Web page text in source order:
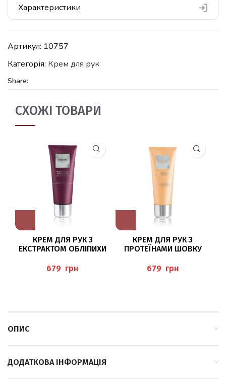
Характеристики
Артикул: 10757
Категорія: Крем для рук
Share:
СХОЖІ ТОВАРИ
КРЕМ ДЛЯ РУК З
ЕКСТРАКТОМ ОБЛІПИХИ
(WALDFRUCHT-
HANDCREME), BAEHR
грн
КРЕМ ДЛЯ РУК З
ПРОТЕЇНАМИ ШОВКУ
BAEHR
грн
ОПИС
ДОДАТКОВА ІНФОРМАЦІЯ